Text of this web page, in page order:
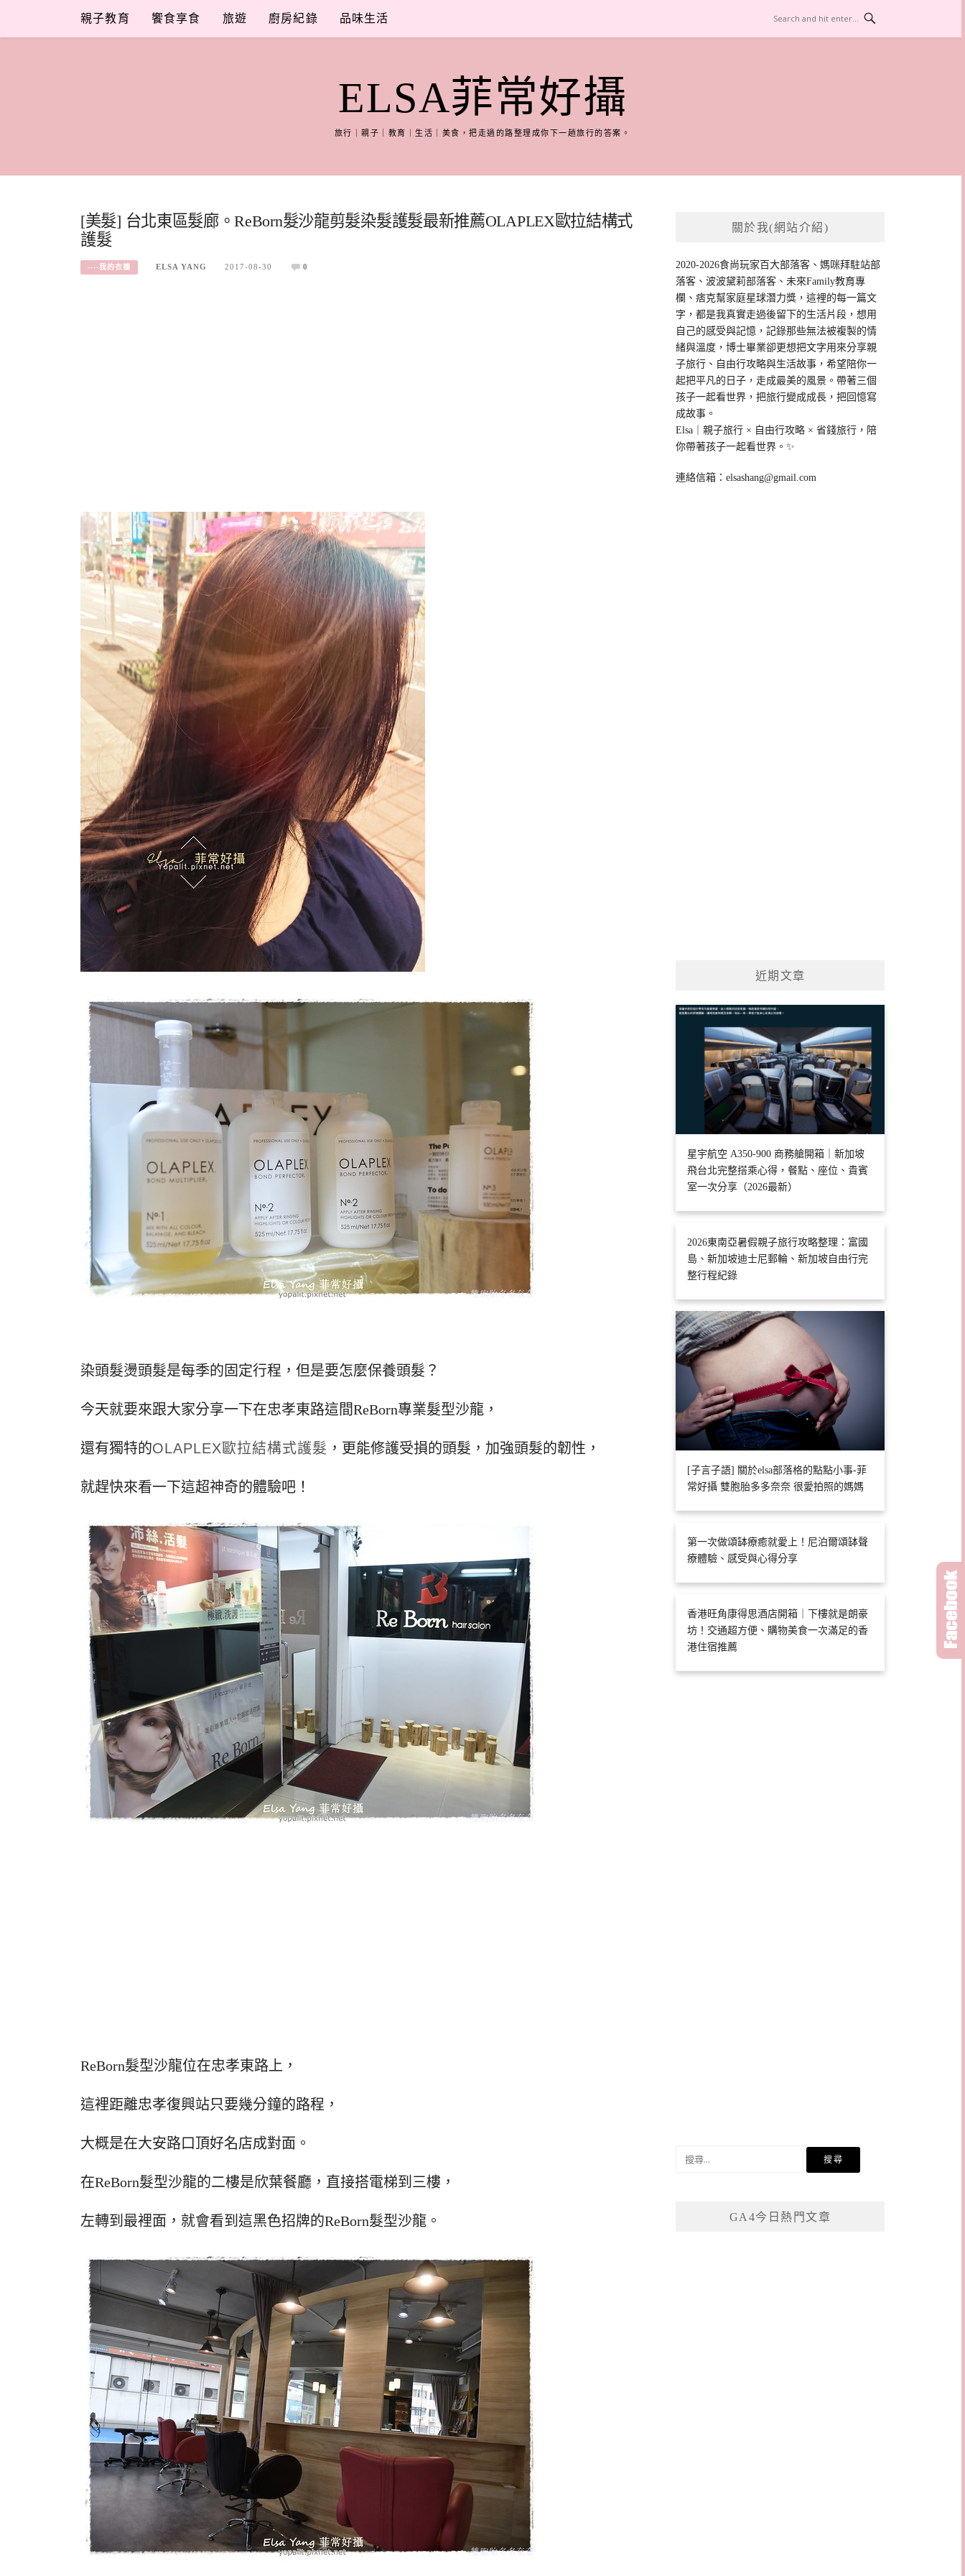
content
親子教育 饗食享食 旅遊 廚房紀錄 品味生活
ELSA菲常好攝
旅行｜親子｜教育｜生活｜美食，把走過的路整理成你下一趟旅行的答案。
[美髮] 台北東區髮廊。ReBorn髮沙龍剪髮染髮護髮最新推薦OLAPLEX歐拉結構式
護髮
----我的衣櫥 ELSA YANG 2017-08-30 0
染頭髮燙頭髮是每季的固定行程，但是要怎麼保養頭髮？
今天就要來跟大家分享一下在忠孝東路這間ReBorn專業髮型沙龍，
還有獨特的OLAPLEX歐拉結構式護髮 ，更能修護受損的頭髮，加強頭髮的韌性，
就趕快來看一下這超神奇的體驗吧！
ReBorn髮型沙龍位在忠孝東路上，
這裡距離忠孝復興站只要幾分鐘的路程，
大概是在大安路口頂好名店成對面。
在ReBorn髮型沙龍的二樓是欣葉餐廳，直接搭電梯到三樓，
左轉到最裡面，就會看到這黑色招牌的ReBorn髮型沙龍。
關於我(網站介紹)
2020-2026食尚玩家百大部落客、媽咪拜駐站部
落客、波波黛莉部落客、未來Family教育專
欄、痞克幫家庭星球潛力獎，這裡的每一篇文
字，都是我真實走過後留下的生活片段，想用
自己的感受與記憶，記錄那些無法被複製的情
緒與溫度，博士畢業卻更想把文字用來分享親
子旅行、自由行攻略與生活故事，希望陪你一
起把平凡的日子，走成最美的風景。帶著三個
孩子一起看世界，把旅行變成成長，把回憶寫
成故事。
Elsa｜親子旅行 × 自由行攻略 × 省錢旅行，陪
你帶著孩子一起看世界。✨
連絡信箱：elsashang@gmail.com
近期文章
星宇航空 A350-900 商務艙開箱｜新加坡
飛台北完整搭乘心得，餐點、座位、貴賓
室一次分享（2026最新）
2026東南亞暑假親子旅行攻略整理：富國
島、新加坡迪士尼郵輪、新加坡自由行完
整行程紀錄
[子言子語] 關於elsa部落格的點點小事-菲
常好攝 雙胞胎多多奈奈 很愛拍照的媽媽
第一次做頌缽療癒就愛上！尼泊爾頌缽聲
療體驗、感受與心得分享
香港旺角康得思酒店開箱｜下樓就是朗豪
坊！交通超方便、購物美食一次滿足的香
港住宿推薦
GA4今日熱門文章